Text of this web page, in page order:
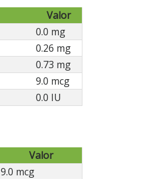
Valor
0.0 mg
0.26 mg
0.73 mg
9.0 mcg
0.0 IU
Valor
9.0 mcg